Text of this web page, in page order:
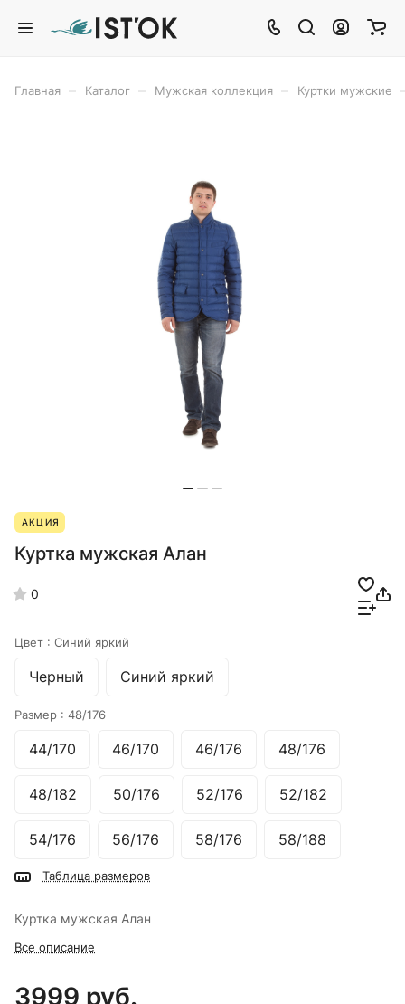
Главная Каталог Мужская коллекция Куртки мужские
АКЦИЯ
Куртка мужская Алан
0
Цвет : Синий яркий
Черный Синий яркий
Размер : 48/176
44/170 46/170 46/176 48/176
48/182 50/176 52/176 52/182
54/176 56/176 58/176 58/188
Таблица размеров
Куртка мужская Алан
Все описание
3999 руб.